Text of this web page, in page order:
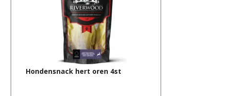
Hondensnack hert oren 4st